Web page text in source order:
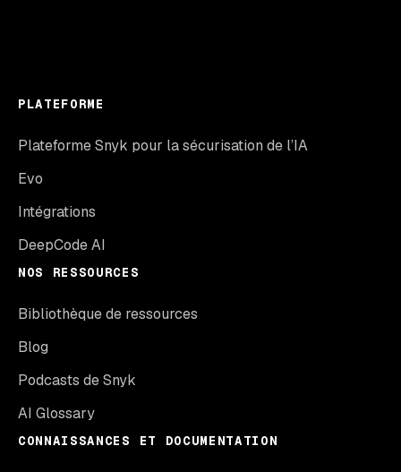
PLATEFORME
Plateforme Snyk pour la sécurisation de l’IA
Evo
Intégrations
DeepCode AI
NOS RESSOURCES
Bibliothèque de ressources
Blog
Podcasts de Snyk
AI Glossary
CONNAISSANCES ET DOCUMENTATION